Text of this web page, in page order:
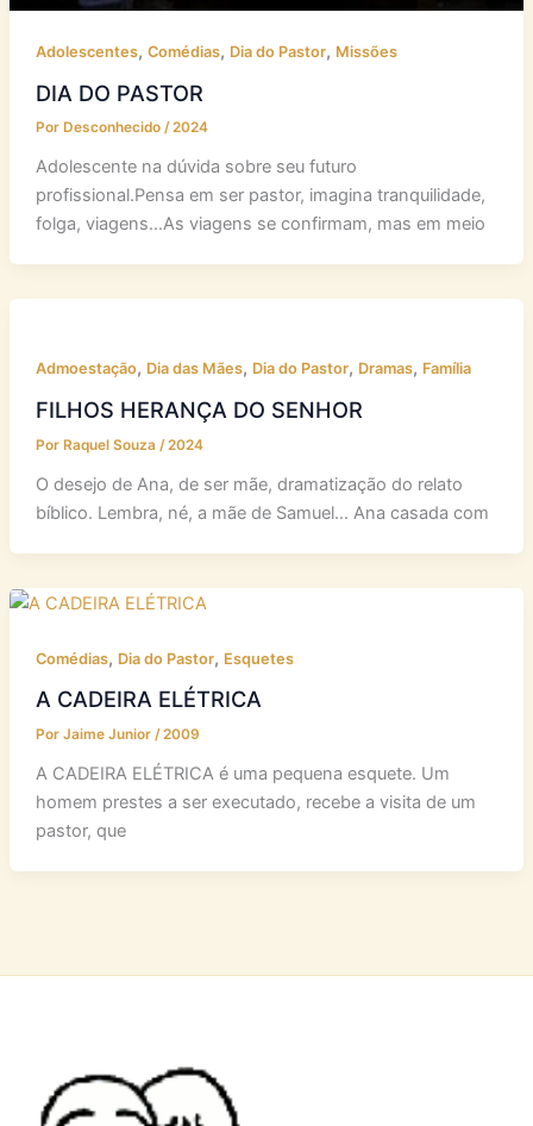
Adolescentes, Comédias, Dia do Pastor, Missões
DIA DO PASTOR
Por Desconhecido /2024
Adolescente na dúvida sobre seu futuro
profissional.Pensa em ser pastor, imagina tranquilidade,
folga, viagens…As viagens se confirmam, mas em meio
Admoestação, Dia das Mães, Dia do Pastor, Dramas, Família
FILHOS HERANÇA DO SENHOR
Por Raquel Souza /2024
O desejo de Ana, de ser mãe, dramatização do relato
bíblico. Lembra, né, a mãe de Samuel… Ana casada com
Comédias, Dia do Pastor, Esquetes
A CADEIRA ELÉTRICA
Por Jaime Junior /2009
A CADEIRA ELÉTRICA é uma pequena esquete. Um
homem prestes a ser executado, recebe a visita de um
pastor, que